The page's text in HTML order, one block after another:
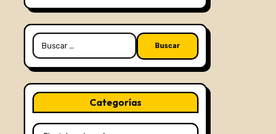
Buscar:
Categorías
Categorías